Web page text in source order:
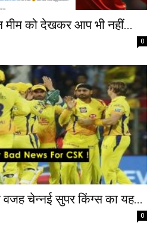
मीम को देखकर आप भी नहीं...
0
वजह चेन्नई सुपर किंग्स का यह...
0